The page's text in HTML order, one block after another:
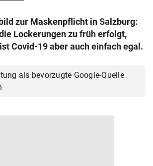
GmbH & Co KG 2026
Wien
zur Maskenpflicht in Salzburg:
Lockerungen zu früh erfolgt,
Covid-19 aber auch einfach egal.
als bevorzugte Google-Quelle